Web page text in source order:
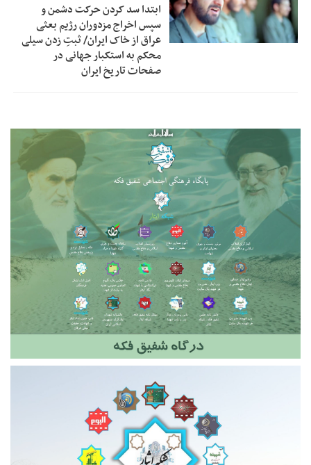
ابتدا سد کردن حرکت دشمن و
سپس اخراج مزدوران رژیم بعثی
عراق از خاک ایران/ ثبتِ زدن سیلی
محکم به استکبار جهانی در
صفحات تاریخ ایران